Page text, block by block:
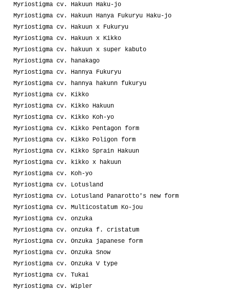
Myriostigma cv. Hakuun Haku-jo
Myriostigma cv. Hakuun Hanya Fukuryu Haku-jo
Myriostigma cv. Hakuun x Fukuryu
Myriostigma cv. Hakuun x Kikko
Myriostigma cv. hakuun x super kabuto
Myriostigma cv. hanakago
Myriostigma cv. Hannya Fukuryu
Myriostigma cv. hannya hakunn fukuryu
Myriostigma cv. Kikko
Myriostigma cv. Kikko Hakuun
Myriostigma cv. Kikko Koh-yo
Myriostigma cv. Kikko Pentagon form
Myriostigma cv. Kikko Poligon form
Myriostigma cv. Kikko Sprain Hakuun
Myriostigma cv. kikko x hakuun
Myriostigma cv. Koh-yo
Myriostigma cv. Lotusland
Myriostigma cv. Lotusland Panarotto's new form
Myriostigma cv. Multicostatum Ko-jou
Myriostigma cv. onzuka
Myriostigma cv. onzuka f. cristatum
Myriostigma cv. Onzuka japanese form
Myriostigma cv. Onzuka Snow
Myriostigma cv. Onzuka V type
Myriostigma cv. Tukai
Myriostigma cv. Wipler